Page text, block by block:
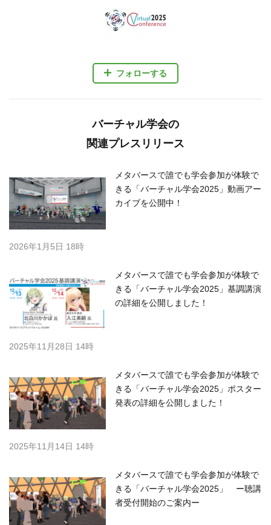
フォローする
バーチャル学会の
関連プレスリリース
メタバースで誰でも学会参加が体験で
きる「バーチャル学会2025」動画アー
カイブを公開中！
2026年1月5日 18時
メタバースで誰でも学会参加が体験で
きる「バーチャル学会2025」基調講演
の詳細を公開しました！
2025年11月28日 14時
メタバースで誰でも学会参加が体験で
きる「バーチャル学会2025」ポスター
発表の詳細を公開しました！
2025年11月14日 14時
メタバースで誰でも学会参加が体験で
きる「バーチャル学会2025」 ー聴講
者受付開始のご案内ー